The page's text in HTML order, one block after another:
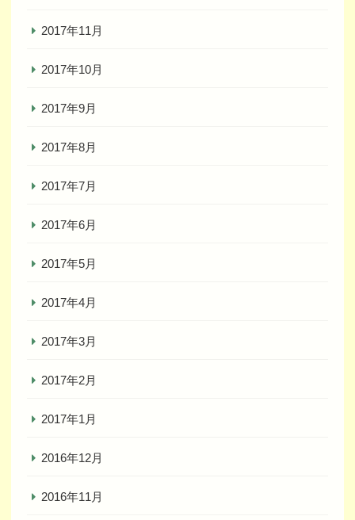
2017年11月
2017年10月
2017年9月
2017年8月
2017年7月
2017年6月
2017年5月
2017年4月
2017年3月
2017年2月
2017年1月
2016年12月
2016年11月